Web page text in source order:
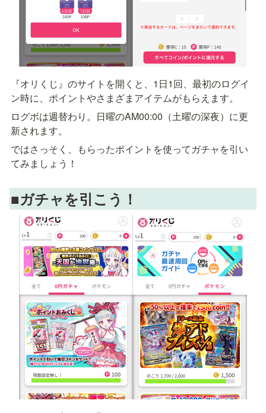
『オリくじ』のサイトを開くと、1日1回、最初のログイ
ン時に、ポイントやさまざまアイテムがもらえます。
ログボは週替わり。日曜のAM00:00（土曜の深夜）に更
新されます。
ではさっそく、もらったポイントを使ってガチャを引い
てみましょう！
■ガチャを引こう！